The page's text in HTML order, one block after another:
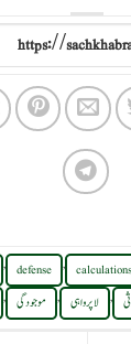
calculations
,
defense
,
, لاپرواہی , موجودگی ,